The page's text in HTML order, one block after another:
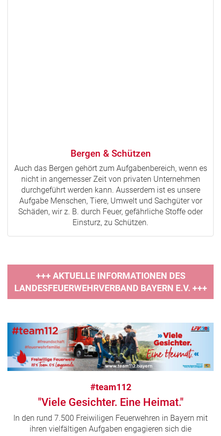
Bergen & Schützen
Auch das Bergen gehört zum Aufgabenbereich, wenn es
nicht in angemesser Zeit von privaten Unternehmen
durchgeführt werden kann. Ausserdem ist es unsere
Aufgabe Menschen, Tiere, Umwelt und Sachgüter vor
Schäden, wir z. B. durch Feuer, gefährliche Stoffe oder
Einsturz, zu Schützen.
+++ AKTUELLE INFORMATIONEN DES
LANDESFEUERWEHRVERBAND BAYERN E.V. +++
#team112
"Viele Gesichter. Eine Heimat."
In den rund 7.500 Freiwiligen Feuerwehren in Bayern mit
ihren vielfältigen Aufgaben engagieren sich die